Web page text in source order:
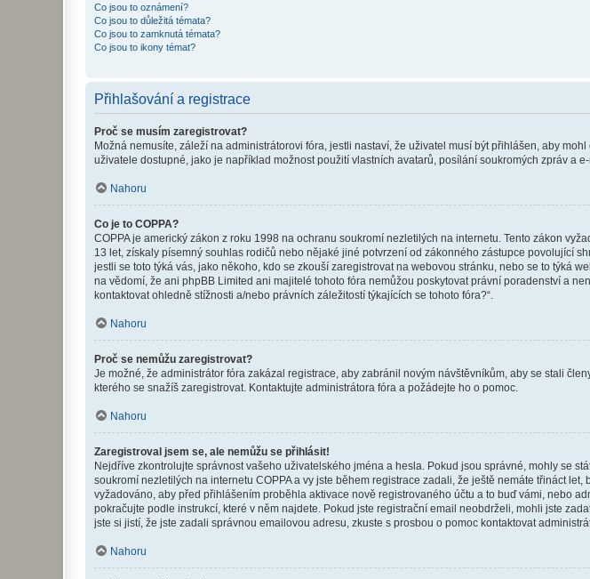
Co jsou to oznámení?
Co jsou to důležitá témata?
Co jsou to zamknutá témata?
Co jsou to ikony témat?
Přihlašování a registrace
Proč se musím zaregistrovat?
Možná nemusíte, záleží na administrátorovi fóra, jestli nastaví, že uživatel musí být přihlášen, aby
uživatele dostupné, jako je například možnost použití vlastních avatarů, posílání soukromých zpráv a
Nahoru
Co je to COPPA?
COPPA je americký zákon z roku 1998 na ochranu soukromí nezletilých na internetu. Tento zákon
13 let, získaly písemný souhlas rodičů nebo nějaké jiné potvrzení od zákonného zástupce povolující
jestli se toto týká vás, jako někoho, kdo se zkouší zaregistrovat na webovou stránku, nebo se to týká
na vědomí, že ani phpBB Limited ani majitelé tohoto fóra nemůžou poskytovat právní poradenství a
kontaktovat ohledně stížnosti a/nebo právních záležitostí týkajících se tohoto fóra?“.
Nahoru
Proč se nemůžu zaregistrovat?
Je možné, že administrátor fóra zakázal registrace, aby zabránil novým návštěvníkům, aby se stali
kterého se snažíš zaregistrovat. Kontaktujte administrátora fóra a požádejte ho o pomoc.
Nahoru
Zaregistroval jsem se, ale nemůžu se přihlásit!
Nejdříve zkontrolujte správnost vašeho uživatelského jména a hesla. Pokud jsou správné, mohly se
soukromí nezletilých na internetu COPPA a vy jste během registrace zadali, že ještě nemáte třináct
vyžadováno, aby před přihlášením proběhla aktivace nově registrovaného účtu a to buď vámi, nebo
pokračujte podle instrukcí, které v něm najdete. Pokud jste registrační email neobdrželi, mohli jste
jste si jistí, že jste zadali správnou emailovou adresu, zkuste s prosbou o pomoc kontaktovat
Nahoru